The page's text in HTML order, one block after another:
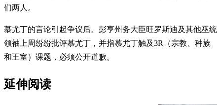
们两人。
慕尤丁的言论引起争议后。彭亨州务大臣旺罗斯迪及其他巫统
领袖上周纷纷批评慕尤丁，并指慕尤丁触及3R（宗教、种族
和王室）课题，必须公开道歉。
延伸阅读